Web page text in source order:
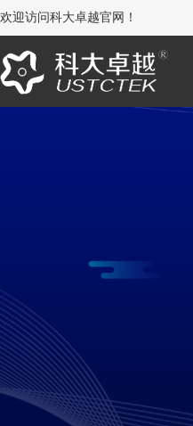
欢迎访问科大卓越官网！